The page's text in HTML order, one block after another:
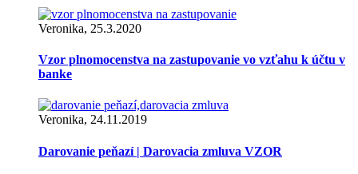
Veronika, 25.3.2020
Vzor plnomocenstva na zastupovanie vo vzťahu k účtu v
banke
Veronika, 24.11.2019
Darovanie peňazí | Darovacia zmluva VZOR